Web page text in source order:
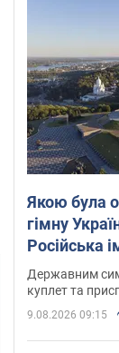
Якою була
гімну
Російська
Державним
куплет та
9.08.2026 09:15